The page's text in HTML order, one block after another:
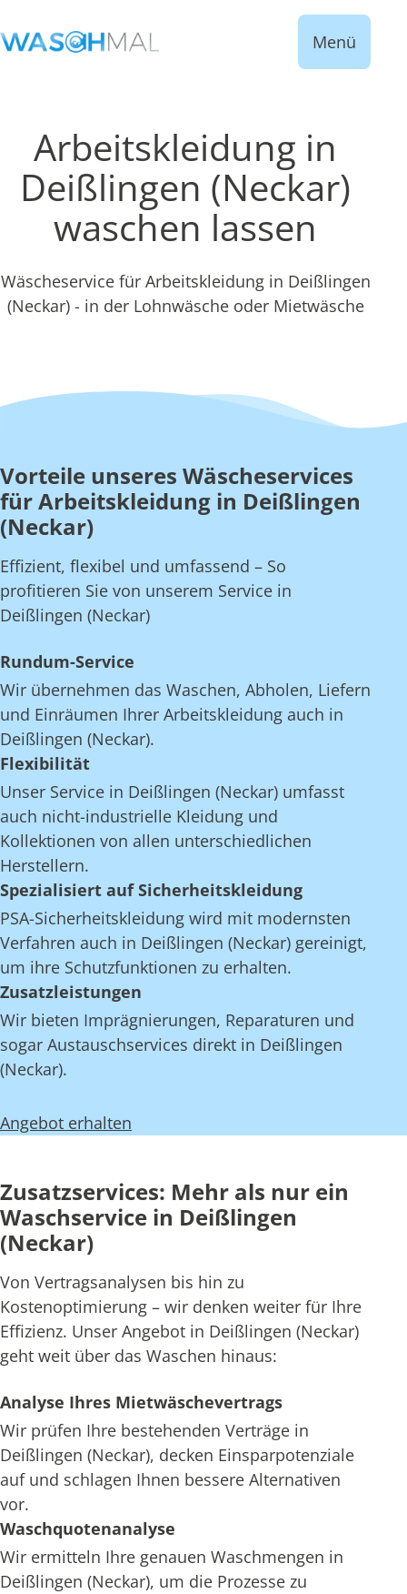
Menü
Arbeitskleidung in
Deißlingen (Neckar)
waschen lassen
Wäscheservice für Arbeitskleidung in Deißlingen
(Neckar) - in der Lohnwäsche oder Mietwäsche
Vorteile unseres Wäscheservices
für Arbeitskleidung in Deißlingen
(Neckar)
Effizient, flexibel und umfassend – So
profitieren Sie von unserem Service in
Deißlingen (Neckar)
Rundum-Service
Wir übernehmen das Waschen, Abholen, Liefern
und Einräumen Ihrer Arbeitskleidung auch in
Deißlingen (Neckar).
Flexibilität
Unser Service in Deißlingen (Neckar) umfasst
auch nicht-industrielle Kleidung und
Kollektionen von allen unterschiedlichen
Herstellern.
Spezialisiert auf Sicherheitskleidung
PSA-Sicherheitskleidung wird mit modernsten
Verfahren auch in Deißlingen (Neckar) gereinigt,
um ihre Schutzfunktionen zu erhalten.
Zusatzleistungen
Wir bieten Imprägnierungen, Reparaturen und
sogar Austauschservices direkt in Deißlingen
(Neckar).
Angebot erhalten
Zusatzservices: Mehr als nur ein
Waschservice in Deißlingen
(Neckar)
Von Vertragsanalysen bis hin zu
Kostenoptimierung – wir denken weiter für Ihre
Effizienz. Unser Angebot in Deißlingen (Neckar)
geht weit über das Waschen hinaus:
Analyse Ihres Mietwäschevertrags
Wir prüfen Ihre bestehenden Verträge in
Deißlingen (Neckar), decken Einsparpotenziale
auf und schlagen Ihnen bessere Alternativen
vor.
Waschquotenanalyse
Wir ermitteln Ihre genauen Waschmengen in
Deißlingen (Neckar), um die Prozesse zu